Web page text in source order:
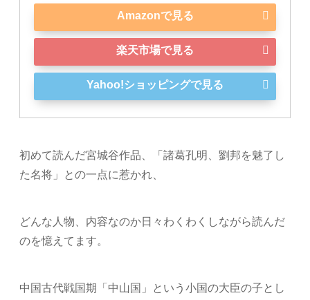
Amazonで見る
楽天市場で見る
Yahoo!ショッピングで見る
初めて読んだ宮城谷作品、「諸葛孔明、劉邦を魅了し
た名将」との一点に惹かれ、
どんな人物、内容なのか日々わくわくしながら読んだ
のを憶えてます。
中国古代戦国期「中山国」という小国の大臣の子とし